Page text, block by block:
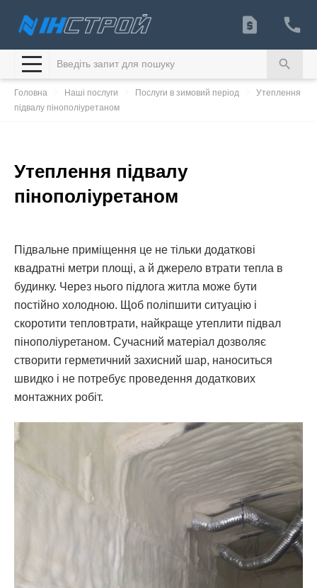
search
Головна Наші послуги Послуги в зимовий період
Утеплення
підвалу пінополіуретаном
Утеплення підвалу
пінополіуретаном
Підвальне приміщення це не тільки додаткові
квадратні метри площі, а й джерело втрати тепла в
будинку. Через нього підлога житла може бути
постійно холодною. Щоб поліпшити ситуацію і
скоротити тепловтрати, найкраще утеплити підвал
пінополіуретаном. Сучасний матеріал дозволяє
створити герметичний захисний шар, наноситься
швидко і не потребує проведення додаткових
монтажних робіт.